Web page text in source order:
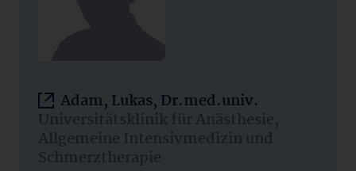
Adam, Lukas, Dr.med.univ.
Universitätsklinik für Anästhesie,
Allgemeine Intensivmedizin und
Schmerztherapie